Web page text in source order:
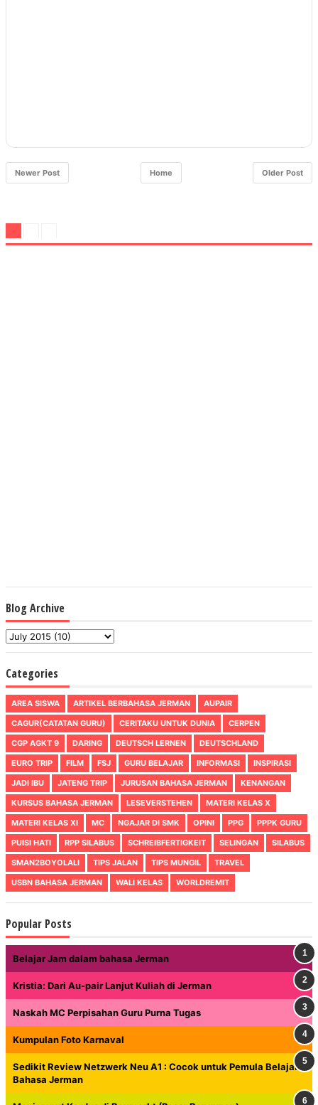
Newer Post Older Post
Home
Blog Archive
Categories
AREA SISWA ARTIKEL BERBAHASA JERMAN
AUPAIR
CAGUR(CATATAN GURU)
CERITAKU UNTUK DUNIA
CERPEN
CGP AGKT 9
DARING DEUTSCH LERNEN
DEUTSCHLAND
EURO TRIP
FILM FSJ GURU BELAJAR INFORMASI
INSPIRASI
JADI IBU
JATENG TRIP JURUSAN BAHASA JERMAN
KENANGAN
KURSUS BAHASA JERMAN
LESEVERSTEHEN
MATERI KELAS X
MATERI KELAS XI
MC NGAJAR DI SMK OPINI PPG
PPPK GURU
PUISI HATI
RPP SILABUS SCHREIBFERTIGKEIT SELINGAN
SILABUS
SMAN2BOYOLALI
TIPS JALAN TIPS MUNGIL
TRAVEL
USBN BAHASA JERMAN
WALI KELAS WORLDREMIT
Popular Posts
Belajar Jam dalam bahasa Jerman
Kristia: Dari Au-pair Lanjut Kuliah di Jerman
Naskah MC Perpisahan Guru Purna Tugas
Kumpulan Foto Karnaval
Sedikit Review Netzwerk Neu A1 : Cocok untuk Pemula Belajar
Bahasa Jerman